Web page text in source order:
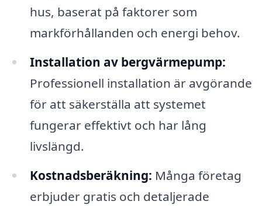
hus, baserat på faktorer som
markförhållanden och energi behov.
Installation av bergvärmepump:
Professionell installation är avgörande
för att säkerställa att systemet
fungerar effektivt och har lång
livslängd.
Kostnadsberäkning: Många företag
erbjuder gratis och detaljerade